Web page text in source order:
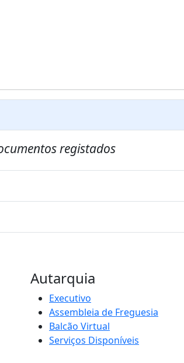
registados
Autarquia
Executivo
Assembleia de Freguesia
Balcão Virtual
Serviços Disponíveis